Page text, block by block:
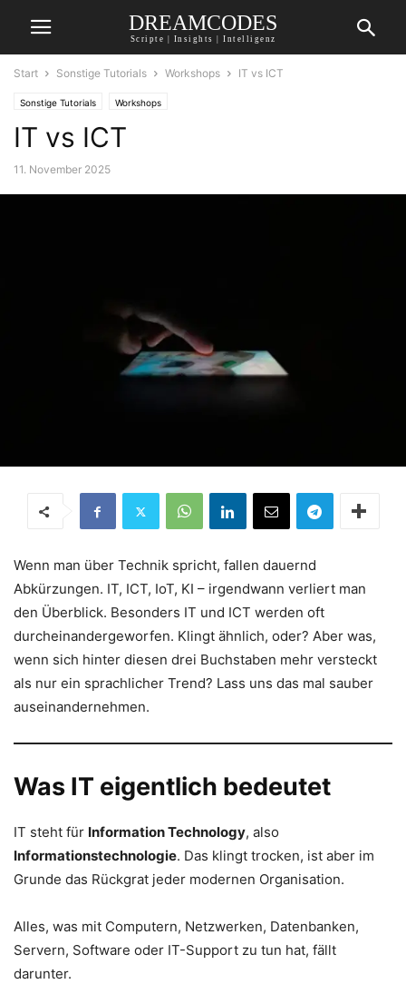
DREAMCODES
Scripte | Insights | Intelligenz
Start Sonstige Tutorials Workshops IT vs ICT
Sonstige Tutorials Workshops
IT vs ICT
11. November 2025
Wenn man über Technik spricht, fallen dauernd
Abkürzungen. IT, ICT, IoT, KI – irgendwann verliert man
den Überblick. Besonders IT und ICT werden oft
durcheinandergeworfen. Klingt ähnlich, oder? Aber was,
wenn sich hinter diesen drei Buchstaben mehr versteckt
als nur ein sprachlicher Trend? Lass uns das mal sauber
auseinandernehmen.
Was IT eigentlich bedeutet
IT steht für Information Technology, also
Informationstechnologie. Das klingt trocken, ist aber im
Grunde das Rückgrat jeder modernen Organisation.
Alles, was mit Computern, Netzwerken, Datenbanken,
Servern, Software oder IT-Support zu tun hat, fällt
darunter.